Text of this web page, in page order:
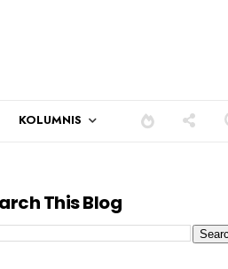
KOLUMNIS
This Blog